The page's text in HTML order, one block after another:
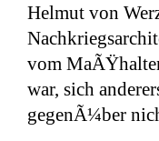
Helmut von
vom
war, sich
gegenÃ¼ber